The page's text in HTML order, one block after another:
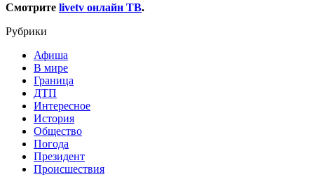
Смотрите livetv онлайн ТВ.
Рубрики
Афиша
В мире
Граница
ДТП
Интересное
История
Общество
Погода
Президент
Происшествия